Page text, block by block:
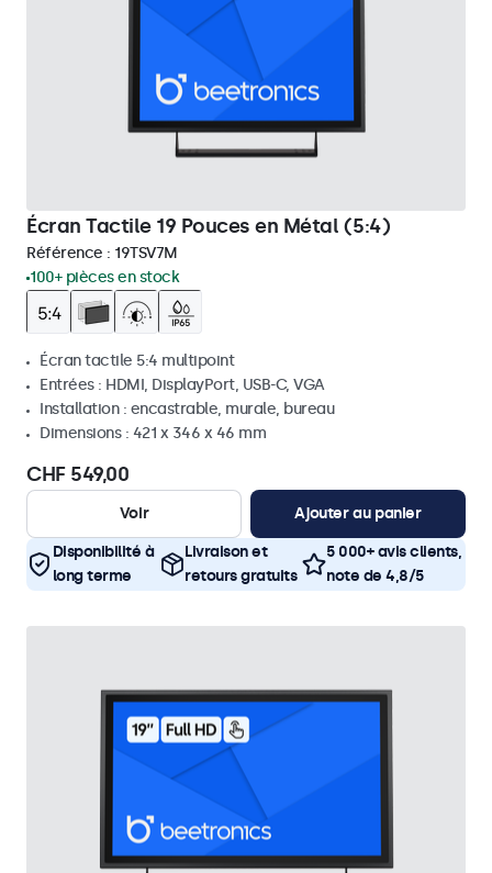
Écran Tactile 19 Pouces en Métal (5:4)
Référence : 19TSV7M
100+ pièces en stock
Écran tactile 5:4 multipoint
Entrées : HDMI, DisplayPort, USB-C, VGA
Installation : encastrable, murale, bureau
Dimensions : 421 x 346 x 46 mm
CHF 549,00
Voir Ajouter au panier
Disponibilité à
long terme
Livraison et
retours gratuits
5 000+ avis clients,
note de 4,8/5